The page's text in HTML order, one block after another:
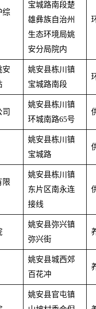
综
宝城路南段楚
雄彝族自治州
生态环境局姚
安分局院内
安
姚安县栋川镇
宝城路南段
姚安县栋川镇
环城南路65号
姚安县栋川镇
宝城路
限
姚安县栋川镇
东片区南永连
接线
姚安县弥兴镇
弥兴街
姚安县城西郊
百花冲
姚安县官屯镇